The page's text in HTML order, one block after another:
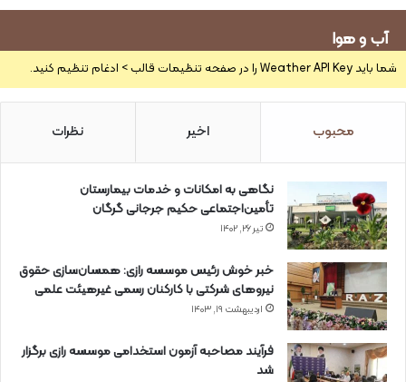
آب و هوا
شما باید Weather API Key را در صفحه تنظیمات قالب > ادغام تنظیم کنید.
محبوب اخیر نظرات
نگاهی به امکانات و خدمات بیمارستان
تأمین‌اجتماعی حکیم جرجانی گرگان
تیر ۲۶, ۱۴۰۲
خبر خوش رئیس موسسه رازی: همسان‌سازی حقوق
نیروهای شرکتی با کارکنان رسمی غیرهیئت علمی
اردیبهشت ۱۹, ۱۴۰۳
فرآیند مصاحبه آزمون استخدامی موسسه رازی برگزار
شد